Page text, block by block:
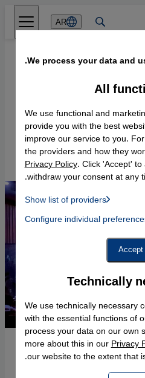
AR
في برلين·
19.02.2026
عربي
انطلاق باليناله في قبو أركاودا، برلين، 12 فبراير/شباط
We process your data and
Technically
We use technically necessary
with the essential functions of
process your data on our own
more about this in ourPrivacy
our website to the extent that
All
We use functional and
provide you with the best
improve our service to you.
the providers and how they
Privacy Policy. Click 'Accept'
withdraw your consent at any
Show list of providers
Instagram Embed, Twitter
Facebook
Configure individual
Accept